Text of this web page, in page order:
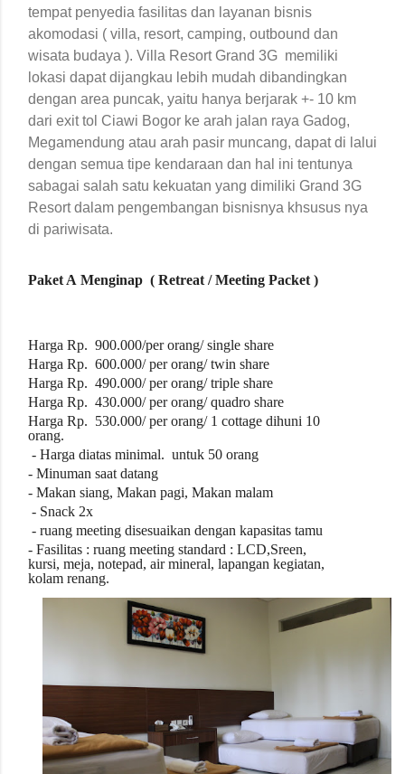
tempat penyedia fasilitas dan layanan bisnis
akomodasi ( villa, resort, camping, outbound dan
wisata budaya ). Villa Resort Grand 3G memiliki
lokasi dapat dijangkau lebih mudah dibandingkan
dengan area puncak, yaitu hanya berjarak +- 10 km
dari exit tol Ciawi Bogor ke arah jalan raya Gadog,
Megamendung atau arah pasir muncang, dapat di lalui
dengan semua tipe kendaraan dan hal ini tentunya
sabagai salah satu kekuatan yang dimiliki Grand 3G
Resort dalam pengembangan bisnisnya khsusus nya
di pariwisata.
Paket A Menginap ( Retreat / Meeting Packet )
Harga Rp. 900.000/per orang/ single share
Harga Rp. 600.000/ per orang/ twin share
Harga Rp. 490.000/ per orang/ triple share
Harga Rp. 430.000/ per orang/ quadro share
Harga Rp. 530.000/ per orang/ 1 cottage dihuni 10
orang.
- Harga diatas minimal. untuk 50 orang
- Minuman saat datang
- Makan siang, Makan pagi, Makan malam
- Snack 2x
- ruang meeting disesuaikan dengan kapasitas tamu
- Fasilitas : ruang meeting standard : LCD,Sreen,
kursi, meja, notepad, air mineral, lapangan kegiatan,
kolam renang.